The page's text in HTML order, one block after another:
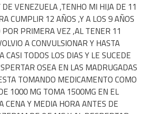
VENEZUELA ,TENHO MI HIJA DE 11
CUMPLIR 12 AÑOS ,Y A LOS 9 AÑOS
POR PRIMERA VEZ ,AL TENER 11
A CONVULSIONAR Y HASTA
CASI TODOS LOS DIAS Y LE SUCEDE
OSEA EN LAS MADRUGADAS
TOMANDO MEDICAMENTO COMO
1000 MG TOMA 1500MG EN EL
CENA Y MEDIA HORA ANTES DE